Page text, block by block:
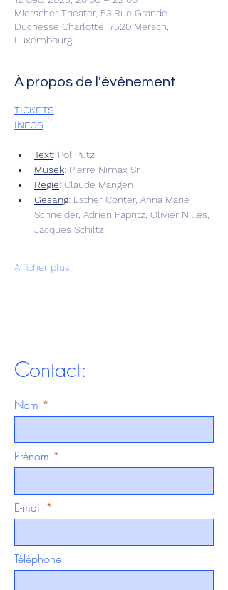
Mierscher Theater, 53 Rue Grande-
Duchesse Charlotte, 7520 Mersch,
Luxembourg
À propos de l'événement
TICKETS
INFOS
Text: Pol Pütz
Musek: Pierre Nimax Sr.
Regie: Claude Mangen
Gesang: Esther Conter, Anna Marie
Schneider, Adrien Papritz, Olivier Nilles,
Jacques Schiltz
Afficher plus
Contact:
Nom
Prénom
E-mail
Téléphone